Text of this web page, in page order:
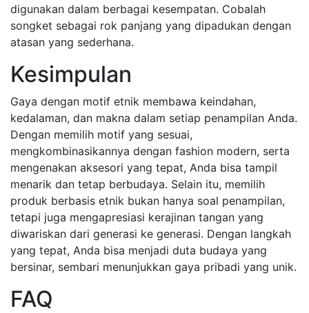
digunakan dalam berbagai kesempatan. Cobalah
songket sebagai rok panjang yang dipadukan dengan
atasan yang sederhana.
Kesimpulan
Gaya dengan motif etnik membawa keindahan,
kedalaman, dan makna dalam setiap penampilan Anda.
Dengan memilih motif yang sesuai,
mengkombinasikannya dengan fashion modern, serta
mengenakan aksesori yang tepat, Anda bisa tampil
menarik dan tetap berbudaya. Selain itu, memilih
produk berbasis etnik bukan hanya soal penampilan,
tetapi juga mengapresiasi kerajinan tangan yang
diwariskan dari generasi ke generasi. Dengan langkah
yang tepat, Anda bisa menjadi duta budaya yang
bersinar, sembari menunjukkan gaya pribadi yang unik.
FAQ